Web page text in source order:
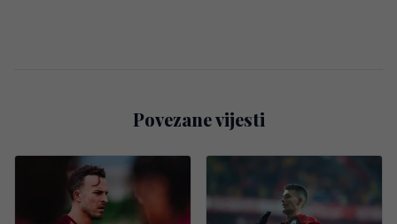
Povezane vijesti